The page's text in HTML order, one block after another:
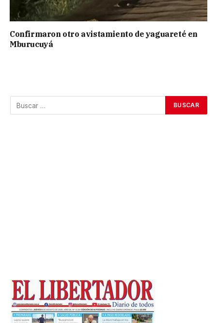
Confirmaron otro avistamiento de yaguareté en
Mburucuyá